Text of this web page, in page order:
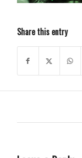
Share this entry